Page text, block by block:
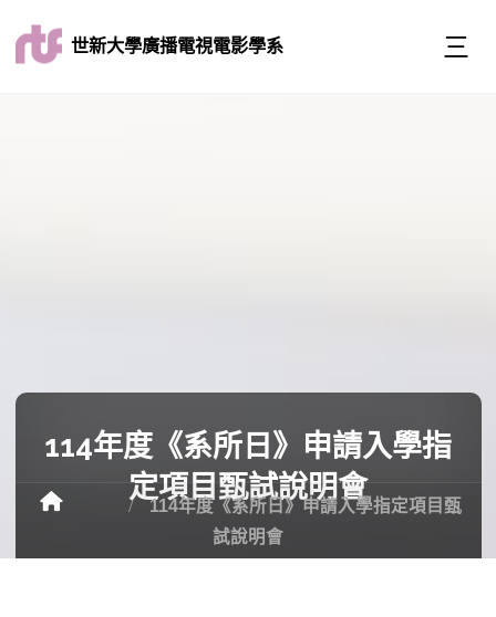
世新大學廣播電視電影學系
114年度《系所日》申請入學指
定項目甄試說明會
114年度《系所日》申請入學指定項目甄
試說明會